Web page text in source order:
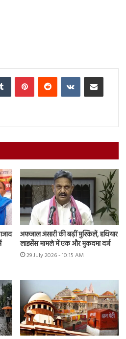
Tumblr PinterestReddit VKontakteShare via Email
अफजाल अंसारी की बढ़ीं मुश्किलें, हथियार
लाइसेंस मामले में एक और मुकदमा दर्ज
29 July 2026 - 10:15 AM